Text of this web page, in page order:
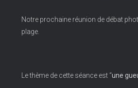
Notre prochaine réunion de débat
plage.
Le thème de cette séance est “une